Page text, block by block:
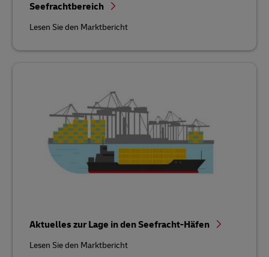
Seefrachtbereich
Lesen Sie den Marktbericht
Aktuelles zur Lage in den Seefracht-Häfen
Lesen Sie den Marktbericht